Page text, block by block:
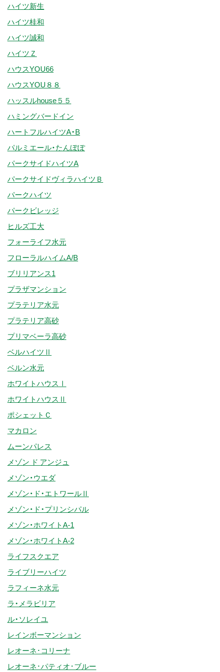
ハイツ新生
ハイツ桂和
ハイツ誠和
ハイツＺ
ハウスYOU66
ハウスYOU８８
ハッスルhouse５５
ハミングバードイン
ハートフルハイツA・B
パルミエール・たんぽぽ
パークサイドハイツA
パークサイドヴィラハイツＢ
パークハイツ
パークビレッジ
ヒルズ工大
フォーライフ水元
フローラルハイムA/B
ブリリアンス1
プラザマンション
プラテリア水元
プラテリア高砂
プリマベーラ高砂
ベルハイツⅡ
ベルン水元
ホワイトハウスⅠ
ホワイトハウスⅡ
ポシェットＣ
マカロン
ムーンパレス
メゾン ド アンジュ
メゾン・ウエダ
メゾン・ド・エトワールⅡ
メゾン・ド・プリンシパル
メゾン・ホワイトA-1
メゾン・ホワイトA-2
ライフスクエア
ライブリーハイツ
ラフィーネ水元
ラ・メラビリア
ル・ソレイユ
レインボーマンション
レオーネ･コリーナ
レオーネ･パティオ･ブルー